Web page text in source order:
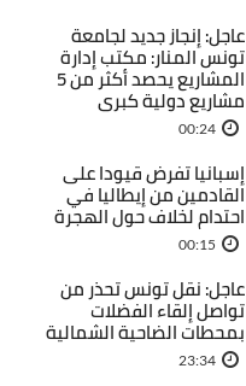
عاجل: إنجاز جديد لجامعة
تونس المنار: مكتب إدارة
المشاريع يحصد أكثر من 5
مشاريع دولية كبرى
00:24
إسبانيا تفرض قيودا على
القادمين من إيطاليا في
احتدام لخلاف حول الهجرة
00:15
عاجل: نقل تونس تحذر من
تواصل إلقاء الفضلات
بمحطات الضاحية الشمالية
23:34